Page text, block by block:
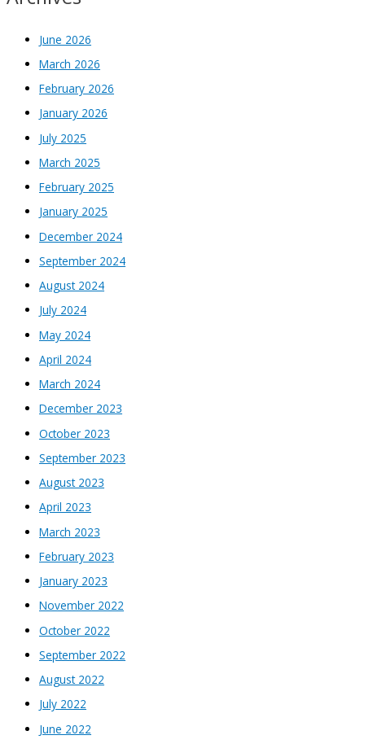
June 2026
March 2026
February 2026
January 2026
July 2025
March 2025
February 2025
January 2025
December 2024
September 2024
August 2024
July 2024
May 2024
April 2024
March 2024
December 2023
October 2023
September 2023
August 2023
April 2023
March 2023
February 2023
January 2023
November 2022
October 2022
September 2022
August 2022
July 2022
June 2022